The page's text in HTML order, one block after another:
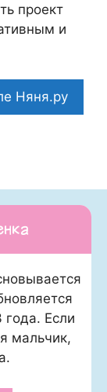
проект
и
Няня.ру
Если
мальчик,